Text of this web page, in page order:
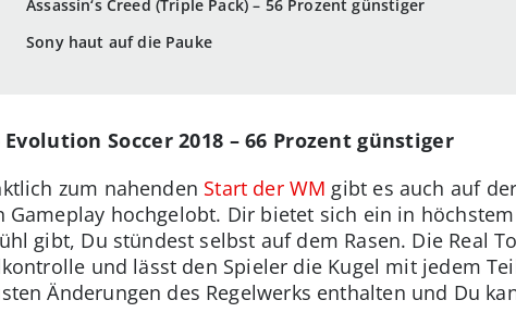
Assassin‘s Creed (Triple Pack) – 56 Prozent günstiger
Sony haut auf die Pauke
Evolution Soccer 2018 – 66 Prozent günstiger
zum nahenden Start der WM gibt es auch auf
Gameplay hochgelobt. Dir bietet sich ein in
gibt, Du stündest selbst auf dem Rasen. Die Real
und lässt den Spieler die Kugel mit jedem
Änderungen des Regelwerks enthalten und Du